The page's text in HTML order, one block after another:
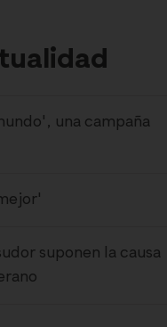
una campaña
suponen la causa